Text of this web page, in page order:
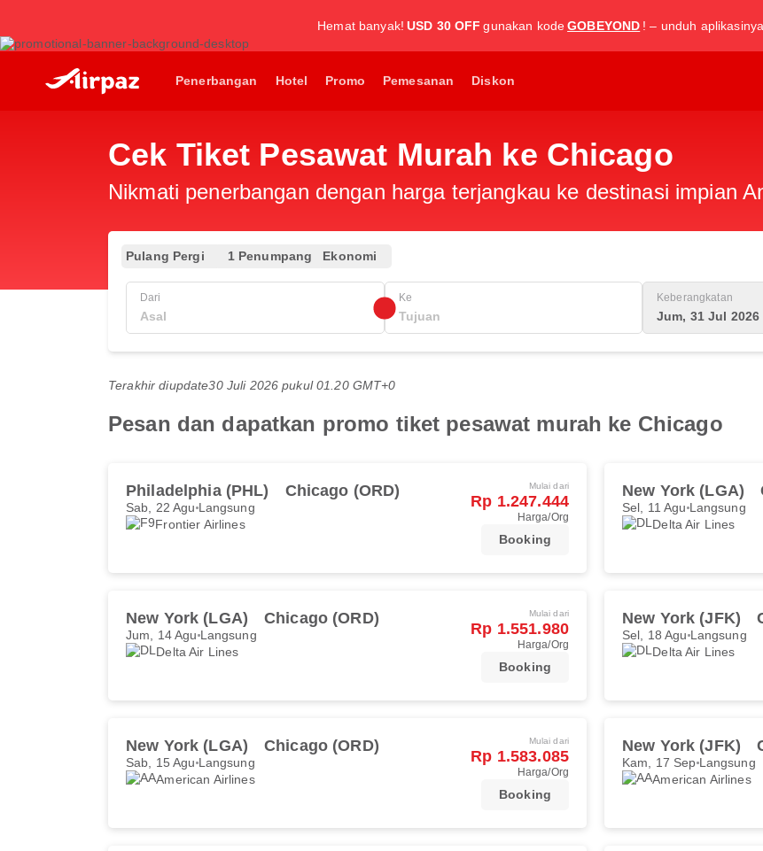
Hemat banyak! USD 30 OFF gunakan kodeGOBEYOND ! – unduh
Penerbangan Hotel Promo Pemesanan Diskon
Cek Tiket Pesawat Murah ke Chicago
Nikmati penerbangan dengan harga terjangkau ke destinasi impian
Pulang Pergi 1 Penumpang Ekonomi
Dari Ke Keberangkatan
Jum, 31 Jul 2026
Terakhir diupdate30 Juli 2026 pukul 01.20 GMT+0
Pesan dan dapatkan promo tiket pesawat murah ke Chicago
Philadelphia (PHL) Chicago (ORD)
Sab, 22 Agu Langsung
Frontier Airlines
Mulai dari
Rp 1.247.444
Harga/Org
Booking
New York (LGA)
Sel, 11 Agu Langsung
Delta Air Lines
New York (LGA) Chicago (ORD)
Jum, 14 Agu Langsung
Delta Air Lines
Mulai dari
Rp 1.551.980
Harga/Org
Booking
New York (JFK)
Sel, 18 Agu Langsung
Delta Air Lines
New York (LGA) Chicago (ORD)
Sab, 15 Agu Langsung
American Airlines
Mulai dari
Rp 1.583.085
Harga/Org
Booking
New York (JFK)
Kam, 17 Sep Langsung
American Airlines